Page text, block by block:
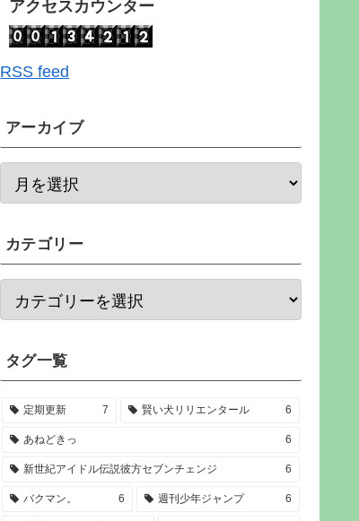
アクセスカウンター
RSS feed
アーカイブ
カテゴリー
タグ一覧
定期更新 7 賢い犬リリエンタール 6
あねどきっ 6
新世紀アイドル伝説彼方セブンチェンジ 6
バクマン。 6 週刊少年ジャンプ 6